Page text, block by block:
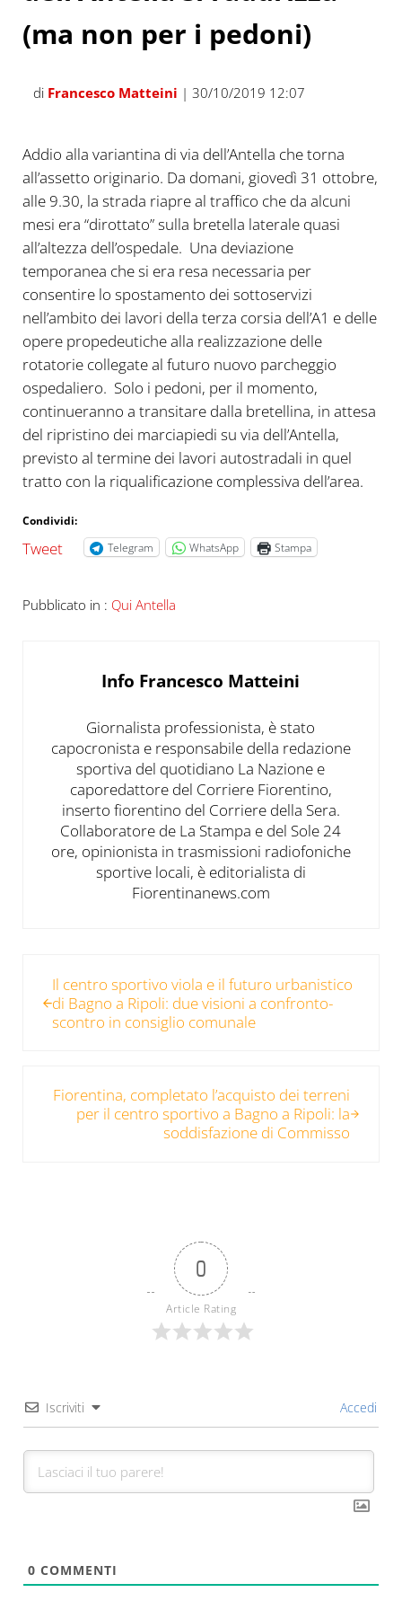
(ma non per i pedoni)
di Francesco Matteini | 30/10/2019 12:07
Addio alla variantina di via dell’Antella che torna
all’assetto originario. Da domani, giovedì 31 ottobre,
alle 9.30, la strada riapre al traffico che da alcuni
mesi era “dirottato” sulla bretella laterale quasi
all’altezza dell’ospedale. Una deviazione
temporanea che si era resa necessaria per
consentire lo spostamento dei sottoservizi
nell’ambito dei lavori della terza corsia dell’A1 e delle
opere propedeutiche alla realizzazione delle
rotatorie collegate al futuro nuovo parcheggio
ospedaliero. Solo i pedoni, per il momento,
continueranno a transitare dalla bretellina, in attesa
del ripristino dei marciapiedi su via dell’Antella,
previsto al termine dei lavori autostradali in quel
tratto con la riqualificazione complessiva dell’area.
Condividi:
Tweet Telegram WhatsApp Stampa
Pubblicato in : Qui Antella
Info Francesco Matteini
Giornalista professionista, è stato
capocronista e responsabile della redazione
sportiva del quotidiano La Nazione e
caporedattore del Corriere Fiorentino,
inserto fiorentino del Corriere della Sera.
Collaboratore de La Stampa e del Sole 24
ore, opinionista in trasmissioni radiofoniche
sportive locali, è editorialista di
Fiorentinanews.com
Il centro sportivo viola e il futuro urbanistico
di Bagno a Ripoli: due visioni a confronto-
scontro in consiglio comunale
Fiorentina, completato l’acquisto dei terreni
per il centro sportivo a Bagno a Ripoli: la
soddisfazione di Commisso
0
Article Rating
Iscriviti Accedi
0 COMMENTI